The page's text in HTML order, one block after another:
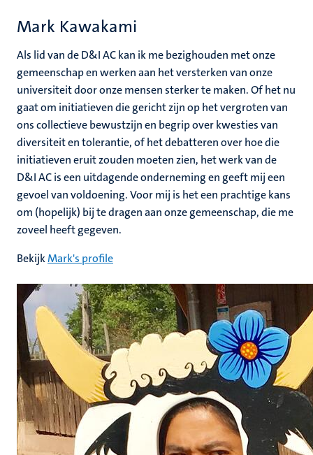
Mark Kawakami
Als lid van de D&I AC kan ik me bezighouden met onze
gemeenschap en werken aan het versterken van onze
universiteit door onze mensen sterker te maken. Of het nu
gaat om initiatieven die gericht zijn op het vergroten van
ons collectieve bewustzijn en begrip over kwesties van
diversiteit en tolerantie, of het debatteren over hoe die
initiatieven eruit zouden moeten zien, het werk van de
D&I AC is een uitdagende onderneming en geeft mij een
gevoel van voldoening. Voor mij is het een prachtige kans
om (hopelijk) bij te dragen aan onze gemeenschap, die me
zoveel heeft gegeven.
BekijkMark's profile